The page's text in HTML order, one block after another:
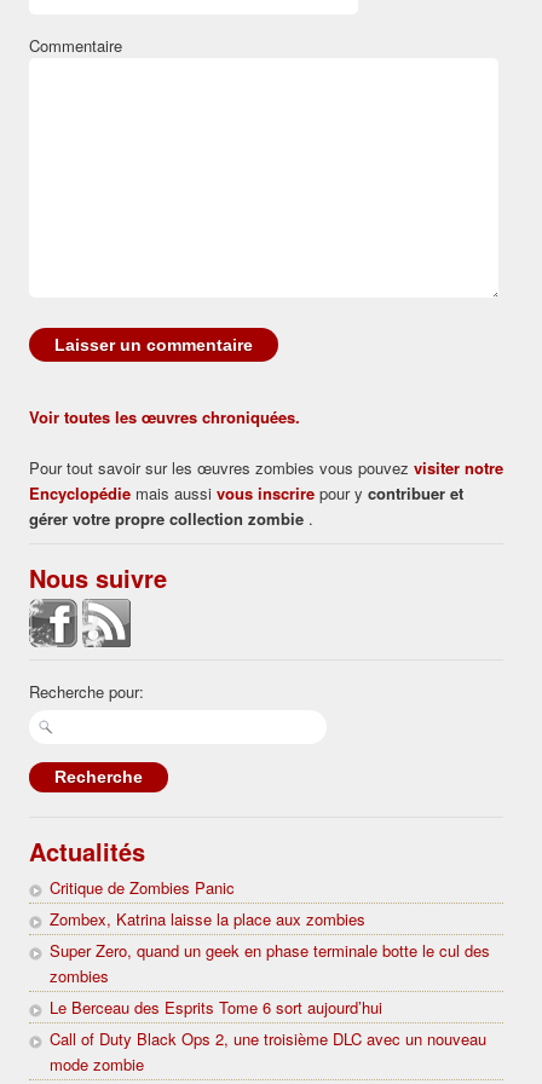
Commentaire
Voir toutes les œuvres chroniquées.
Pour tout savoir sur les œuvres zombies vous pouvez visiter notre
Encyclopédie mais aussi vous inscrire pour y contribuer et
gérer votre propre collection zombie .
Nous suivre
Recherche pour:
Actualités
Critique de Zombies Panic
Zombex, Katrina laisse la place aux zombies
Super Zero, quand un geek en phase terminale botte le cul des
zombies
Le Berceau des Esprits Tome 6 sort aujourd’hui
Call of Duty Black Ops 2, une troisième DLC avec un nouveau
mode zombie